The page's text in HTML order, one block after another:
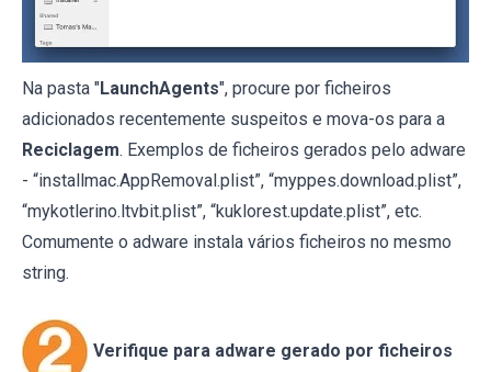
Na pasta "LaunchAgents", procure por ficheiros
adicionados recentemente suspeitos e mova-os para a
Reciclagem. Exemplos de ficheiros gerados pelo adware
- “installmac.AppRemoval.plist”, “myppes.download.plist”,
“mykotlerino.ltvbit.plist”, “kuklorest.update.plist”, etc.
Comumente o adware instala vários ficheiros no mesmo
string.
Verifique para adware gerado por ficheiros